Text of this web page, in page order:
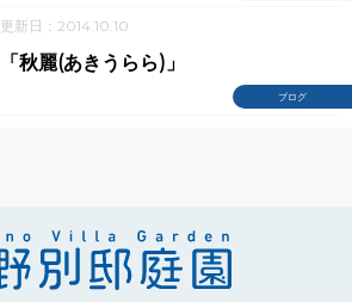
更新日：2014.10.10
ブログ
「秋麗(あきうらら)」